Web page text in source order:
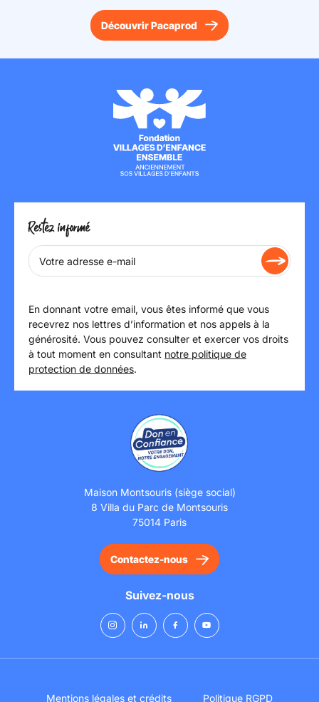
Découvrir Pacaprod
Restez informé
En donnant votre email, vous êtes informé que vous
recevrez nos lettres d’information et nos appels à la
générosité. Vous pouvez consulter et exercer vos droits
à tout moment en consultant notre politique de
protection de données.
Maison Montsouris (siège social)
8 Villa du Parc de Montsouris
75014 Paris
Contactez-nous
Suivez-nous
Mentions légales et crédits Politique RGPD